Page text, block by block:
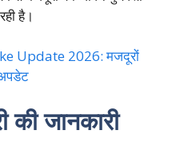
है।
Update 2026: मजदूरों
जानकारी